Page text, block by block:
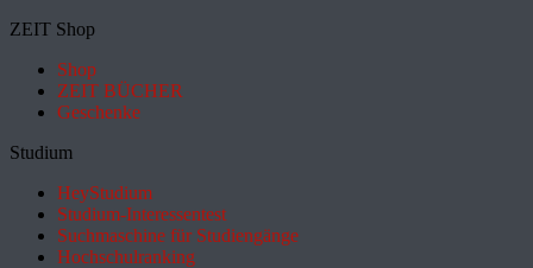
ZEIT Shop
Shop
ZEIT BÜCHER
Geschenke
Studium
HeyStudium
Studium-Interessentest
Suchmaschine für Studiengänge
Hochschulranking